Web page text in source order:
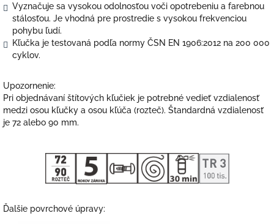
Vyznačuje sa vysokou odolnosťou voči opotrebeniu a farebnou
stálosťou. Je vhodná pre prostredie s vysokou frekvenciou
pohybu ľudí.
Kľučka je testovaná podľa normy ČSN EN 1906:2012 na 200 000
cyklov.
Upozornenie:
Pri objednávaní štítových kľučiek je potrebné vedieť vzdialenosť
medzi osou kľučky a osou kľúča (rozteč). Štandardná vzdialenosť
je 72 alebo 90 mm.
Ďalšie povrchové úpravy: